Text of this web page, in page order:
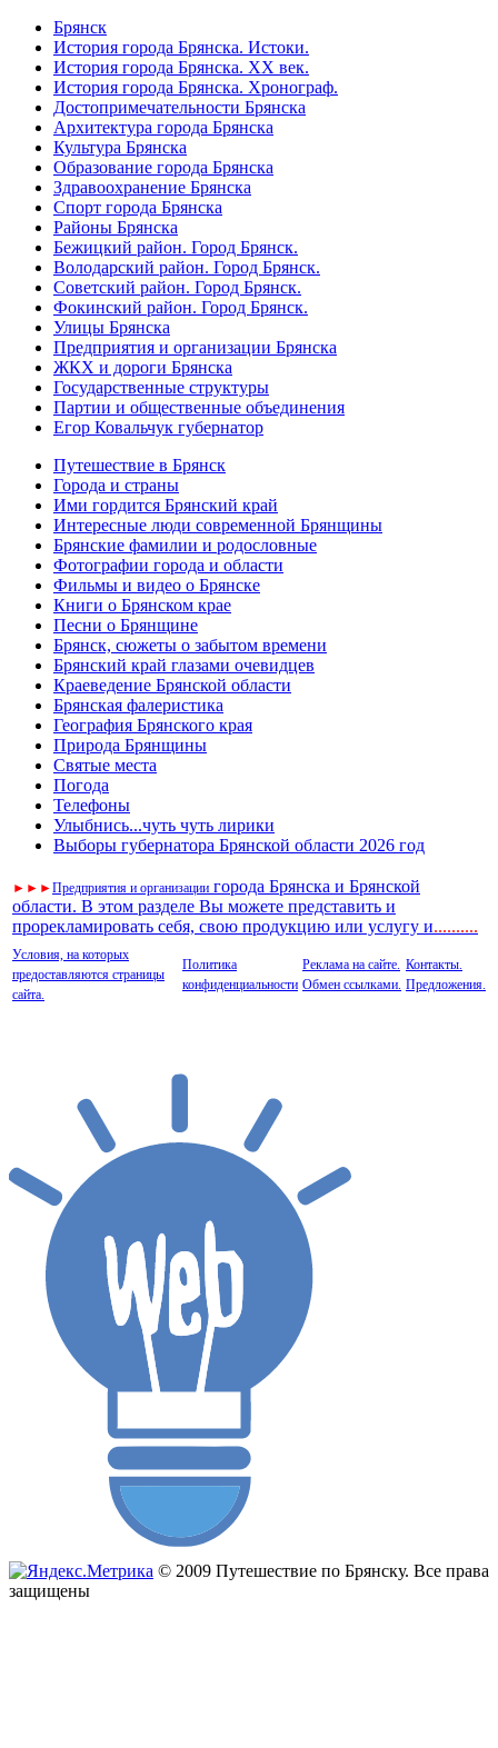
Брянск
История города Брянска. Истоки.
История города Брянска. XX век.
История города Брянска. Хронограф.
Достопримечательности Брянска
Архитектура города Брянска
Культура Брянска
Образование города Брянска
Здравоохранение Брянска
Спорт города Брянска
Районы Брянска
Бежицкий район. Город Брянск.
Володарский район. Город Брянск.
Советский район. Город Брянск.
Фокинский район. Город Брянск.
Улицы Брянска
Предприятия и организации Брянска
ЖКХ и дороги Брянска
Государственные структуры
Партии и общественные объединения
Егор Ковальчук губернатор
Путешествие в Брянск
Города и страны
Ими гордится Брянский край
Интересные люди современной Брянщины
Брянские фамилии и родословные
Фотографии города и области
Фильмы и видео о Брянске
Книги о Брянском крае
Песни о Брянщине
Брянск, сюжеты о забытом времени
Брянский край глазами очевидцев
Краеведение Брянской области
Брянская фалеристика
География Брянского края
Природа Брянщины
Святые места
Погода
Телефоны
Улыбнись...чуть чуть лирики
Выборы губернатора Брянской области 2026 год
► ► ►Предприятия и организации города Брянска и Брянской
области. В этом разделе Вы можете представить и
прорекламировать себя, свою продукцию или услугу и..........
Условия, на которых
предоставляются страницы
сайта.
Политика
конфиденциальности
Реклама на сайте.
Обмен ссылками.
Контакты.
Предложения.
© 2009 Путешествие по Брянску. Все права
защищены